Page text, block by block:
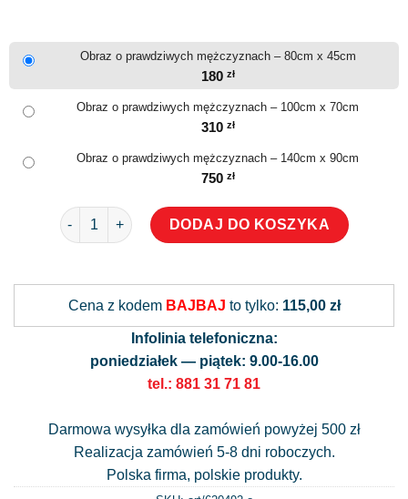
Obraz o prawdziwych mężczyznach – 80cm x 45cm
180 zł
Obraz o prawdziwych mężczyznach – 100cm x 70cm
310 zł
Obraz o prawdziwych mężczyznach – 140cm x 90cm
750 zł
ilość Obraz o prawdziwych mężczyznach
DODAJ DO KOSZYKA
Cena z kodem BAJBAJ to tylko: 115,00 zł
Infolinia telefoniczna:
poniedziałek — piątek: 9.00-16.00
tel.: 881 31 71 81
Darmowa wysyłka dla zamówień powyżej 500 zł
Realizacja zamówień 5-8 dni roboczych.
Polska firma, polskie produkty.